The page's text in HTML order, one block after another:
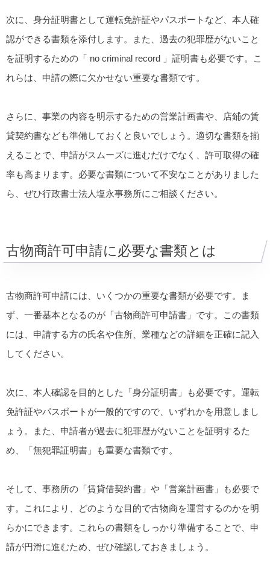
次に、身分証明書として運転免許証やパスポートなど、本人確
認ができる書類を添付します。また、過去の犯罪歴がないこと
を証明するための「 no criminal record 」証明書も必要です。こ
れらは、申請の際に欠かせない重要な書類です。
さらに、事業の内容を明示するための営業計画書や、店鋪の賃
貸契約書なども準備しておくと良いでしょう。適切な書類を揃
えることで、申請がスムーズに進むだけでなく、許可取得の確
率も高まります。必要な書類について不安なことがありました
ら、ぜひ行政書士法人塩永事務所にご相談ください。
古物商許可申請に必要な書類とは
古物商許可申請には、いくつかの重要な書類が必要です。ま
ず、一番基本となるのが「古物商許可申請書」です。この書類
には、申請する方の氏名や住所、業種などの詳細を正確に記入
してください。
次に、本人確認を目的とした「身分証明書」も必要です。運転
免許証やパスポートが一般的ですので、いずれかを用意しまし
ょう。また、申請者が過去に犯罪歴がないことを証明するた
め、「無犯罪証明書」も重要な書類です。
そして、事務所の「賃貸借契約書」や「営業計画書」も必要で
す。これにより、どのような目的で古物商を運営するのかを明
らかにできます。これらの書類をしっかり準備することで、申
請が円滑に進むため、ぜひ確認しておきましょう。